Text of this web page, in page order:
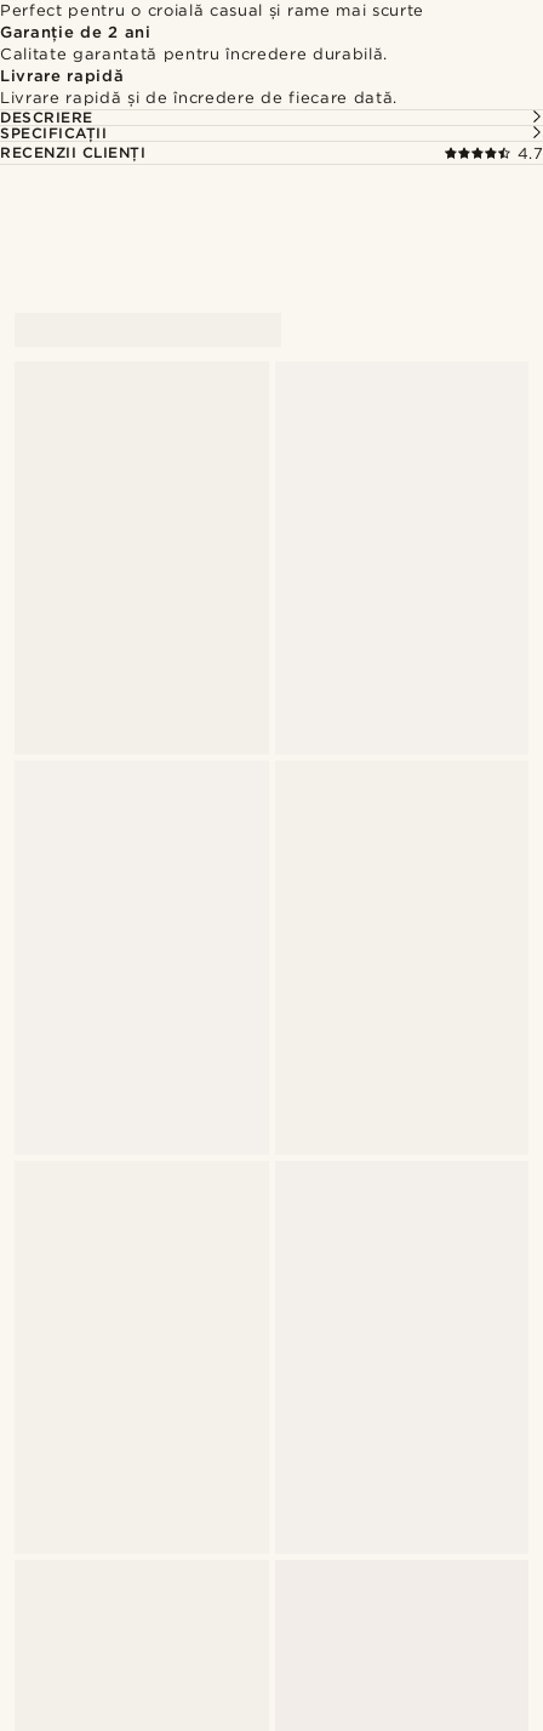
Perfect pentru o croială casual și rame mai scurte
Garanție de 2 ani
Calitate garantată pentru încredere durabilă.
Livrare rapidă
Livrare rapidă și de încredere de fiecare dată.
DESCRIERE
SPECIFICAȚII
RECENZII CLIENȚI
4.7